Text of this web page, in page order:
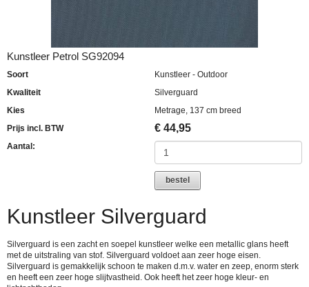
Kunstleer Petrol SG92094
Soort
Kunstleer - Outdoor
Kwaliteit
Silverguard
Kies
Metrage, 137 cm breed
Prijs incl. BTW
€ 44,95
Aantal:
bestel
Kunstleer Silverguard
Silverguard is een zacht en soepel kunstleer welke een metallic glans heeft
met de uitstraling van stof. Silverguard voldoet aan zeer hoge eisen.
Silverguard is gemakkelijk schoon te maken d.m.v. water en zeep, enorm sterk
en heeft een zeer hoge slijtvastheid. Ook heeft het zeer hoge kleur- en